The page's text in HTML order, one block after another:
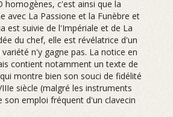
homogènes, c'est ainsi que la
avec La Passione et la Funèbre et
est suivie de l'Impériale et de La
du chef, elle est révélatrice d'un
n'y gagne pas. La notice en
contient notamment un texte de
montre bien son souci de fidélité
siècle (malgré les instruments
emploi fréquent d'un clavecin